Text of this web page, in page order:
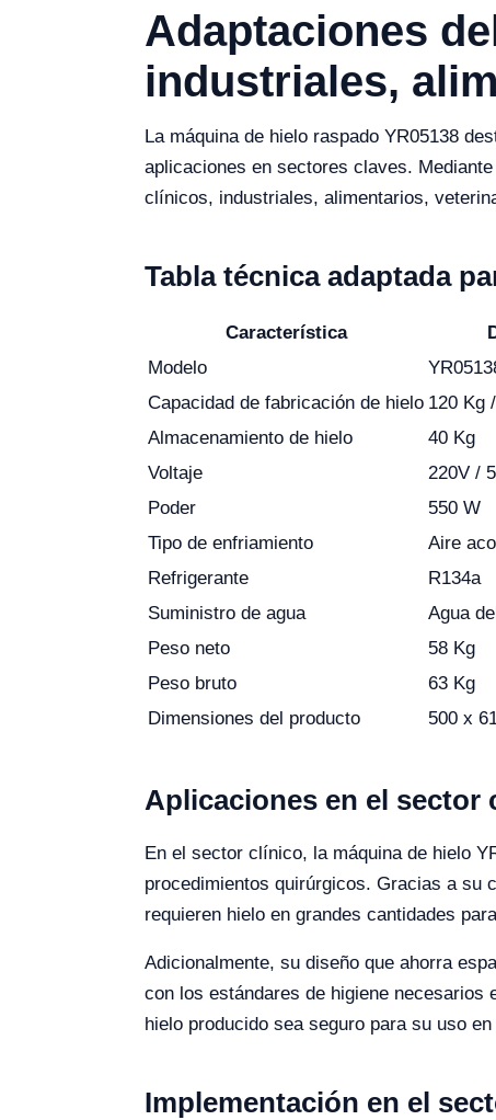
Adaptaciones
industriales,
La máquina de hielo raspado YR05138
aplicaciones en sectores claves.
clínicos, industriales, alimentarios,
Tabla técnica adaptada
Característica
Modelo
Capacidad de fabricación de hielo 120 Kg
Almacenamiento de hielo
40 Kg
Voltaje
220V /
Poder
550 W
Tipo de enfriamiento
Aire
Refrigerante
R134a
Suministro de agua
Agua
Peso neto
58 Kg
Peso bruto
63 Kg
Dimensiones del producto
500 x
Aplicaciones en el sector
En el sector clínico, la máquina de hielo
procedimientos quirúrgicos. Gracias a su
requieren hielo en grandes cantidades
Adicionalmente, su diseño que ahorra
con los estándares de higiene necesarios
hielo producido sea seguro para su uso
Implementación en el